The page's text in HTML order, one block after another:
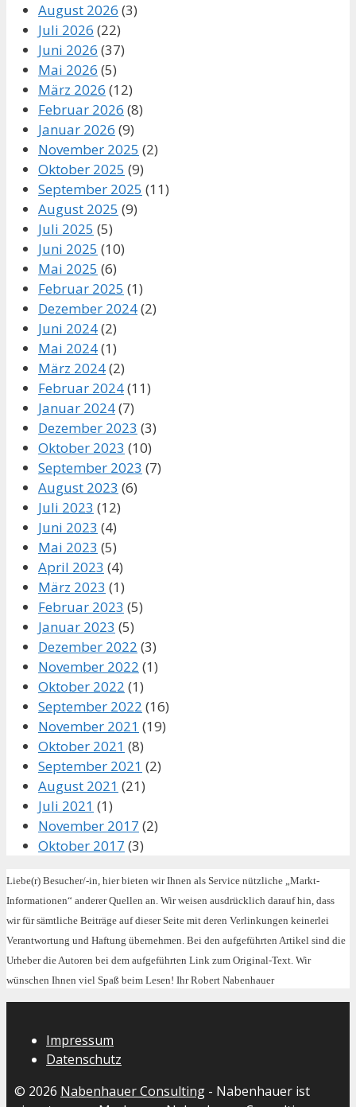
August 2026 (3)
Juli 2026 (22)
Juni 2026 (37)
Mai 2026 (5)
März 2026 (12)
Februar 2026 (8)
Januar 2026 (9)
November 2025 (2)
Oktober 2025 (9)
September 2025 (11)
August 2025 (9)
Juli 2025 (5)
Juni 2025 (10)
Mai 2025 (6)
Februar 2025 (1)
Dezember 2024(2)
Juni 2024(2)
Mai 2024(1)
März 2024(2)
Februar 2024(11)
Januar 2024(7)
Dezember 2023 (3)
Oktober 2023 (10)
September 2023 (7)
August 2023 (6)
Juli 2023 (12)
Juni 2023 (4)
Mai 2023 (5)
April 2023 (4)
März 2023 (1)
Februar 2023 (5)
Januar 2023 (5)
Dezember 2022 (3)
November 2022 (1)
Oktober 2022 (1)
September 2022 (16)
November 2021 (19)
Oktober 2021 (8)
September 2021 (2)
August 2021 (21)
Juli 2021 (1)
November 2017 (2)
Oktober 2017 (3)
Liebe(r) Besucher/-in, hier bieten wir Ihnen als Service nützliche „Markt-
Informationen“ anderer Quellen an. Wir weisen ausdrücklich darauf hin, dass
wir für sämtliche Beiträge auf dieser Seite mit deren Verlinkungen keinerlei
Verantwortung und Haftung übernehmen. Bei den aufgeführten Artikel sind die
Urheber die Autoren bei dem aufgeführten Link zum Original-Text. Wir
wünschen Ihnen viel Spaß beim Lesen! Ihr Robert Nabenhauer
Impressum
Datenschutz
© 2026 Nabenhauer Consulting - Nabenhauer ist